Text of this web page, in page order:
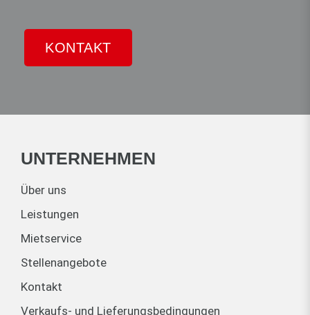
KONTAKT
UNTERNEHMEN
Über uns
Leistungen
Mietservice
Stellenangebote
Kontakt
Verkaufs- und Lieferungsbedingungen